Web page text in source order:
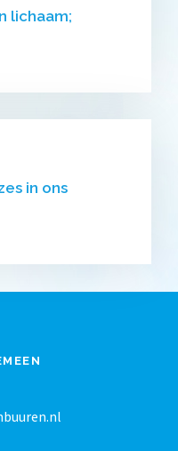
lichaam;
in ons